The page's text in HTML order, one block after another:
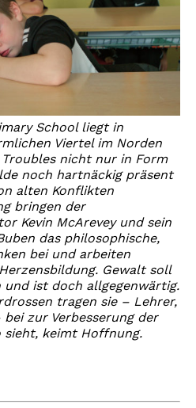
School liegt in
Viertel im Norden
nicht nur in Form
noch hartnäckig präsent
alten Konflikten
bringen der
Kevin McArevey und sein
das philosophische,
bei und arbeiten
Gewalt soll
und ist doch allgegenwärtig.
tragen sie – Lehrer,
zur Verbesserung der
sieht, keimt Hoffnung.